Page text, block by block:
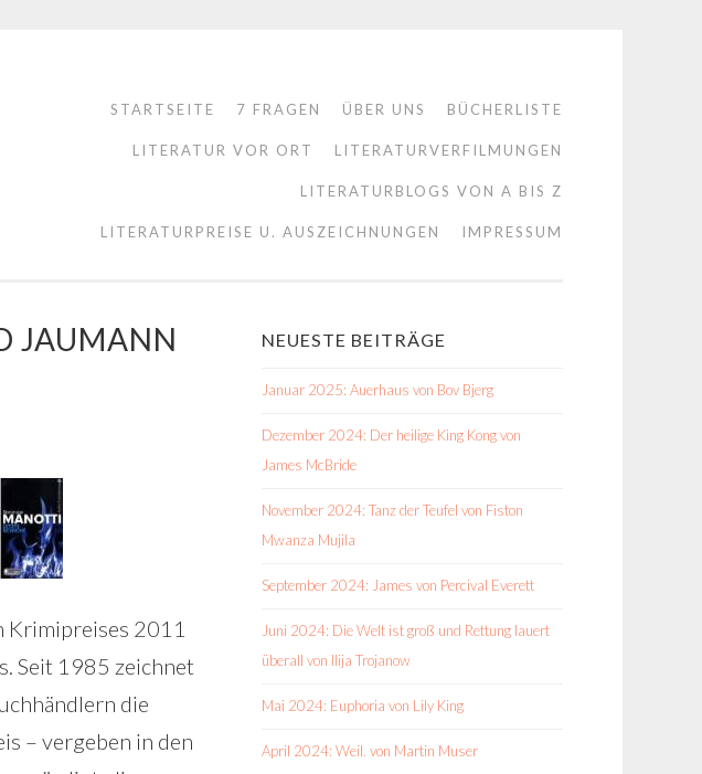
STARTSEITE 7 FRAGEN ÜBER UNS BÜCHERLISTE
LITERATUR VOR ORT LITERATURVERFILMUNGEN
LITERATURBLOGS VON A BIS Z
LITERATURPREISE U. AUSZEICHNUNGEN IMPRESSUM
JAUMANN
Krimipreises 2011
Seit 1985 zeichnet
die
– vergeben in den
NEUESTE BEITRÄGE
Januar 2025: Auerhaus von Bov Bjerg
Dezember 2024: Der heilige King Kong von
James McBride
November 2024: Tanz der Teufel von Fiston
Mwanza Mujila
September 2024: James von Percival Everett
Juni 2024: Die Welt ist groß und Rettung lauert
überall von Ilija Trojanow
Mai 2024: Euphoria von Lily King
April 2024: Weil. von Martin Muser